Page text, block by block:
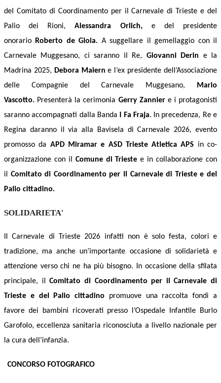
del Comitato di Coordinamento per il Carnevale di Trieste e del
Palio dei Rioni,Alessandra Orlich, e del presidente
onorario
Roberto de Gioia. A suggellare il gemellaggio con il
Carnevale Muggesano, ci saranno il
Re, Giovanni Derin e la
Madrina 2025, Debora Maierne l’ex presidente dell’Associazione
delle Compagnie del Carnevale Muggesano, Mario
Vascotto. Presenterà la cerimonia GerryZannier e i protagonisti
saranno accompagnati dalla Banda
I Fa Fraja.
In precedenza, Re e
Regina daranno il via alla
Bavisela di Carnevale 2026, evento
promosso da APD Miramar e ASD Trieste Atletica APS in co-
organizzazione con il Comune di Trieste e in collaborazione con
il Comitato di Coordinamento per il Carnevale di Trieste e del
Palio cittadino.
SOLIDARIETA'
Il Carnevale di Trieste 2026 infatti non è solo festa, colori e
tradizione, ma anche un’importante occasione di solidarietà e
attenzione verso chi ne ha più bisogno. In occasione della sfilata
principale, ilComitato di Coordinamento per il Carnevale di
Trieste e del Palio cittadino promuove una raccolta fondi a
favore dei bambini ricoverati presso l’Ospedale Infantile Burlo
Garofolo, eccellenza sanitaria riconosciuta a livello nazionale per
la cura dell’infanzia.
CONCORSO FOTOGRAFICO